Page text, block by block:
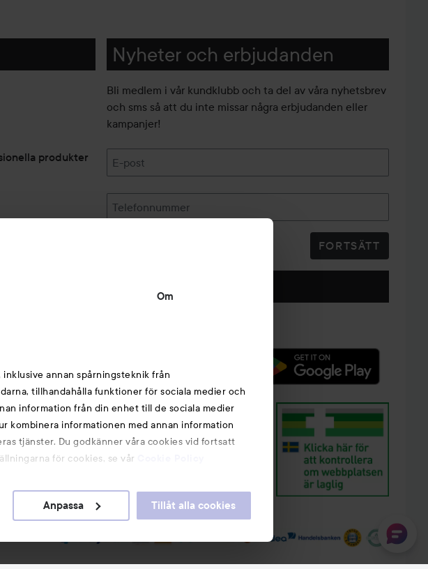
Om
annan spårningsteknik från
tillhandahålla funktioner för sociala medier och
information från din enhet till de sociala medier
kombinera informationen med annan information
tjänster. Du godkänner våra cookies vid fortsatt
för cookies, se vår
Anpassa Tillåt alla cookies
produkter
Nyheter och erbjudanden
Bli medlem i vår kundklubb och ta del av våra nyhetsbrev
och sms så att du inte missar några erbjudanden eller
kampanjer!
E-post
Telefonnummer
FORTSÄTT
Följ oss